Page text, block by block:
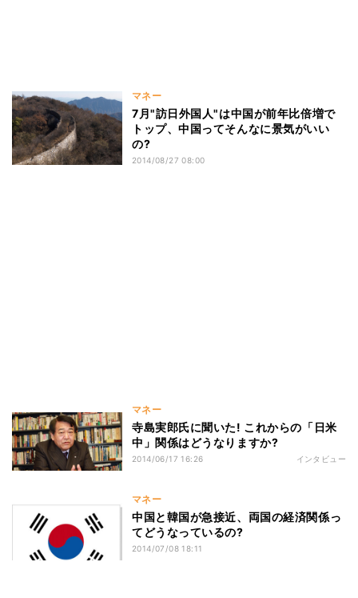
マネー
7月"訪日外国人"は中国が前年比倍増で
トップ、中国ってそんなに景気がいい
の?
2014/08/27 08:00
マネー
寺島実郎氏に聞いた! これからの「日米
中」関係はどうなりますか?
2014/06/17 16:26 インタビュー
マネー
中国と韓国が急接近、両国の経済関係っ
てどうなっているの?
2014/07/08 18:11